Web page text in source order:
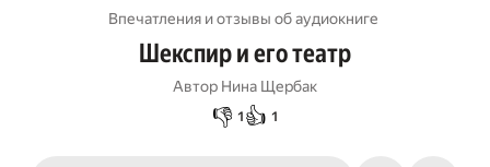
Впечатления и отзывы об aудиокниге
Шекспир и его театр
Автор Нина Щербак
👎 1 👍 1